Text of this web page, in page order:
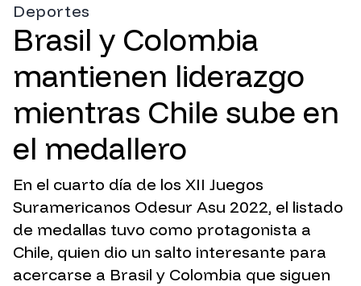
Deportes
Brasil y Colombia
mantienen liderazgo
mientras Chile sube en
el medallero
En el cuarto día de los XII Juegos
Suramericanos Odesur Asu 2022, el listado
de medallas tuvo como protagonista a
Chile, quien dio un salto interesante para
acercarse a Brasil y Colombia que siguen